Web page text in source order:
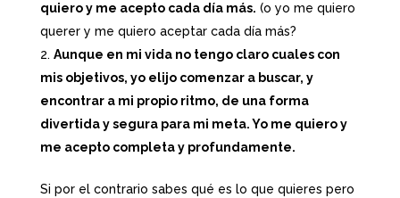
quiero y me acepto cada día más. (o yo me quiero
querer y me quiero aceptar cada día más?
Aunque en mi vida no tengo claro cuales con
mis objetivos, yo elijo comenzar a buscar, y
encontrar a mi propio ritmo, de una forma
divertida y segura para mi meta. Yo me quiero y
me acepto completa y profundamente.
Si por el contrario sabes qué es lo que quieres pero